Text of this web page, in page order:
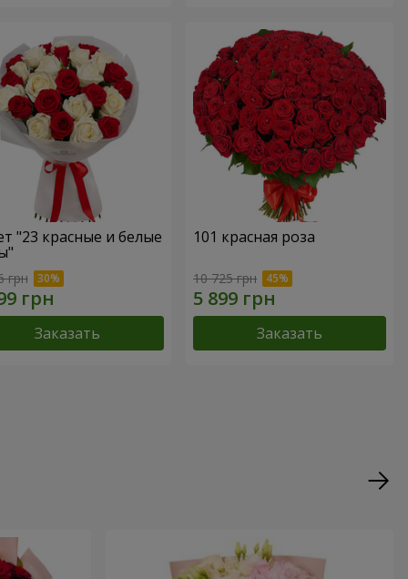
"23 красные и белые
грн
Заказать
101 красная роза
10 725 грн
Заказать